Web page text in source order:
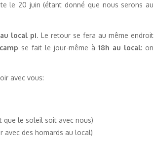
le 20 juin (étant donné que nous serons au
local pi. Le retour se fera au même endroit
se fait le jour-même à 18h au local: on
avec vous:
que le soleil soit avec nous)
avec des homards au local)